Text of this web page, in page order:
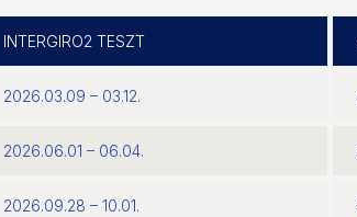
INTERGIRO2 TESZT
2026.03.09 – 03.12.
2026.06.01 – 06.04.
2026.09.28 – 10.01.